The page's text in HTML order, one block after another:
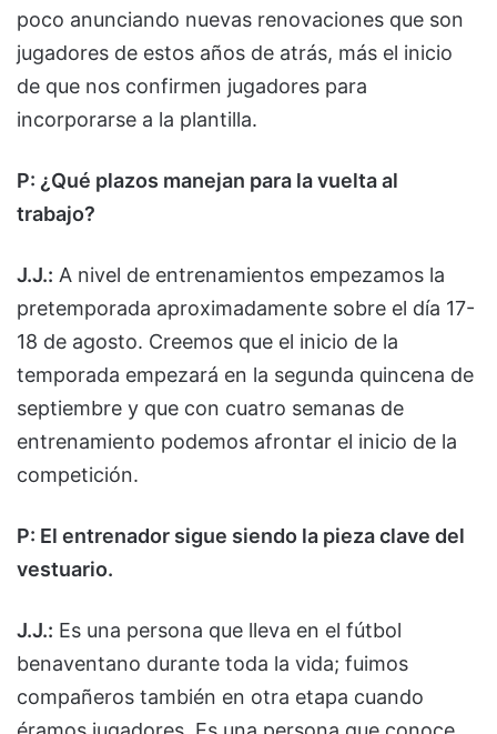
poco anunciando nuevas renovaciones que son
jugadores de estos años de atrás, más el inicio
de que nos confirmen jugadores para
incorporarse a la plantilla.
P: ¿Qué plazos manejan para la vuelta al
trabajo?
J.J.: A nivel de entrenamientos empezamos la
pretemporada aproximadamente sobre el día 17-
18 de agosto. Creemos que el inicio de la
temporada empezará en la segunda quincena de
septiembre y que con cuatro semanas de
entrenamiento podemos afrontar el inicio de la
competición.
P: El entrenador sigue siendo la pieza clave del
vestuario.
J.J.: Es una persona que lleva en el fútbol
benaventano durante toda la vida; fuimos
compañeros también en otra etapa cuando